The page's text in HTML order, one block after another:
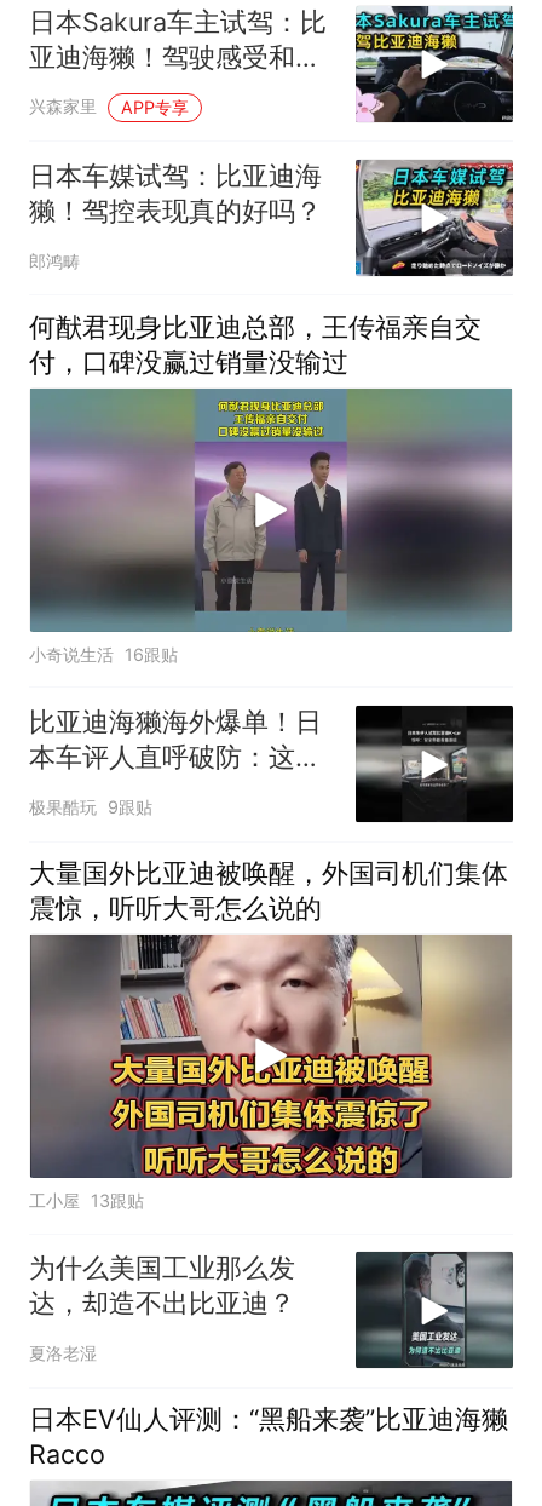
日本Sakura车主试驾：比
亚迪海獭！驾驶感受和优
缺点！
兴森家里 APP专享
日本车媒试驾：比亚迪海
獭！驾控表现真的好吗？
郎鸿畴
何猷君现身比亚迪总部，王传福亲自交
付，口碑没赢过销量没输过
小奇说生活 16跟贴
比亚迪海獭海外爆单！日
本车评人直呼破防：这配
置太离谱了!
极果酷玩 9跟贴
大量国外比亚迪被唤醒，外国司机们集体
震惊，听听大哥怎么说的
工小屋 13跟贴
为什么美国工业那么发
达，却造不出比亚迪？
夏洛老湿
日本EV仙人评测：“黑船来袭”比亚迪海獭
Racco